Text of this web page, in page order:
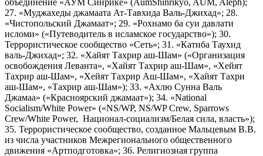
объединение «АУМ Синрике» (AumShinrikyo, AUM, Aleph);
27. «Муджахеды джамаата Ат-Тавхида Валь-Джихад»; 28.
«Чистопольский Джамаат»; 29. «Рохнамо ба суи давлати
исломи» («Путеводитель в исламское государство»); 30.
Террористическое сообщество «Сеть»; 31. «Катиба Таухид
валь-Джихад»; 32. «Хайят Тахрир аш-Шам» («Организация
освобождения Леванта», «Хайят Тахрир аш-Шам», «Хейят
Тахрир аш-Шам», «Хейят Тахрир Аш-Шам», «Хайят Тахри
аш-Шам», «Тахрир аш-Шам»); 33. «Ахлю Сунна Валь
Джамаа» («Красноярский джамаат»); 34. «National
Socialism/White Power» («NS/WP, NS/WP Crew, Sparrows
Crew/White Power, Национал-социализм/Белая сила, власть»);
35. Террористическое сообщество, созданное Мальцевым В.В.
из числа участников Межрегионального общественного
движения «Артподготовка»; 36. Религиозная группа